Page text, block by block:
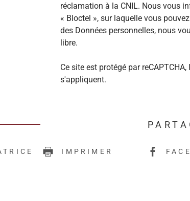
réclamation à la CNIL. Nous vous
« Bloctel », sur laquelle vous
des Données personnelles, nous
libre.
Ce site est protégé par reCAPTCHA,
s'appliquent.
IMPRIMER